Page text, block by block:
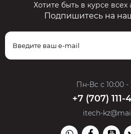
Хотите быть в курсе
Подпишитесь на
Пн-Вс с 10:00 -
+7 (707)
itech-